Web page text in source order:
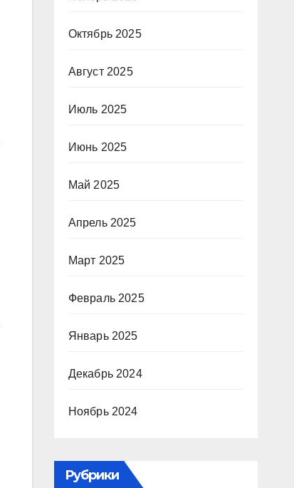
Октябрь 2025
Август 2025
Июль 2025
Июнь 2025
Май 2025
Апрель 2025
Март 2025
Февраль 2025
Январь 2025
Декабрь 2024
Ноябрь 2024
Рубрики